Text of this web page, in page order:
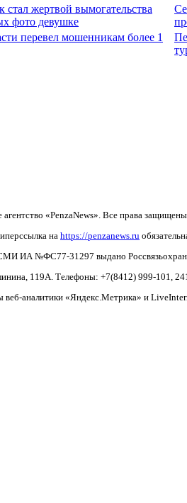
жертвой вымогательства
фото девушке
перевел мошенникам более 1
«PenzaNews». Все права
на https://penzanews.ru
ИА №ФС77-31297 выдано
119А. Телефоны: +7(8412) 999-101,
веб-аналитики «Яндекс.Метрика» и